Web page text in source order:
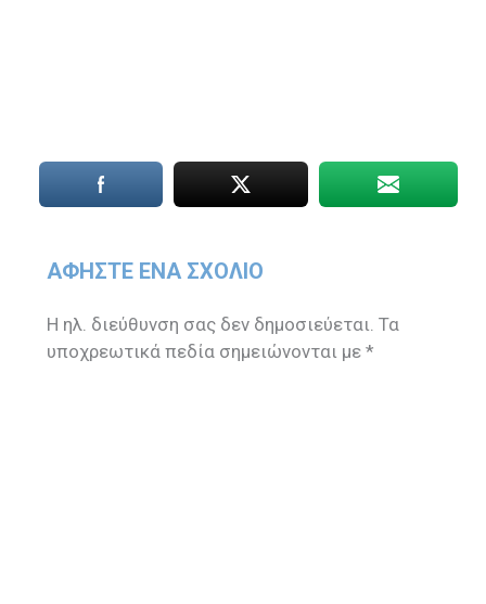
ΑΦΉΣΤΕ ΈΝΑ ΣΧΌΛΙΟ
Η ηλ. διεύθυνση σας δεν δημοσιεύεται. Τα
υποχρεωτικά πεδία σημειώνονται με*